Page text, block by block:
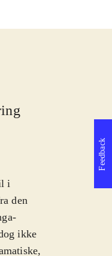
i
den
ikke
Feedback